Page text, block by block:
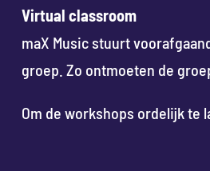
Virtual classroom
maX Music stuurt
groep. Zo ontmoeten de
Om de workshops ordelijk te